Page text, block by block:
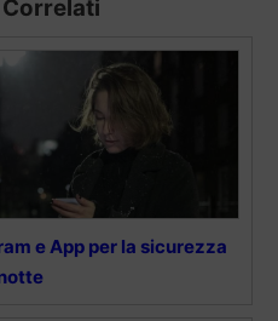
e App per la sicurezza